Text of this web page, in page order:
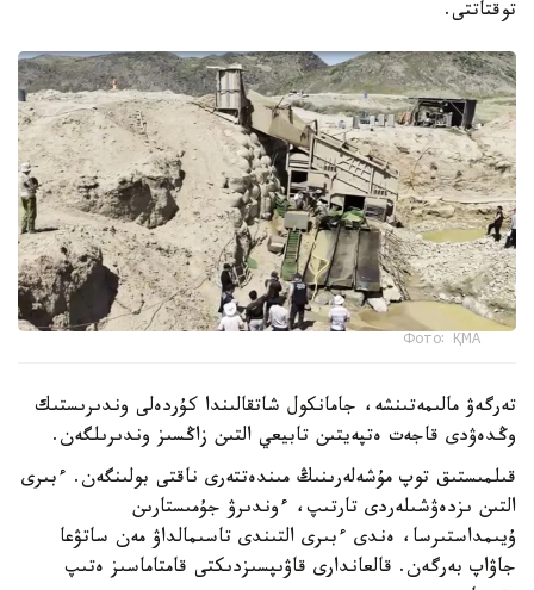
توقتاتتى.
Фото: ҚМА
تەرگەۋ مالىمەتىنشە، جامانكول شاتقالىندا كۇردەلى وندىرىستىك
وڭدەۋدى قاجەت ەتپەيتىن تابيعي التىن زاڭسىز وندىرىلگەن.
قىلمىستىق توپ مۇشەلەرىنىڭ مىندەتتەرى ناقتى بولىنگەن. ءبىرى
التىن ىزدەۋشىلەردى تارتىپ، ءوندىرۋ جۇمىستارىن
ۇيىمداستىرسا، ەندى ءبىرى التىندى تاسىمالداۋ مەن ساتۋعا
جاۋاپ بەرگەن. قالعاندارى قاۋىپسىزدىكتى قامتاماسىز ەتىپ